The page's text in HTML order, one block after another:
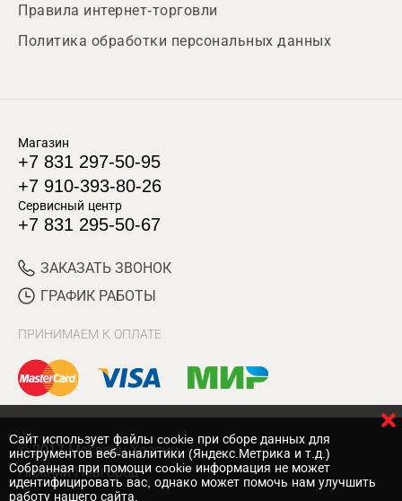
Правила интернет-торговли
Политика обработки персональных данных
Магазин
+7 831 297-50-95
+7 910-393-80-26
Сервисный центр
+7 831 295-50-67
ЗАКАЗАТЬ ЗВОНОК
ГРАФИК РАБОТЫ
ПРИНИМАЕМ К ОПЛАТЕ
© 2017 Магазин Хозяин
Нижний Новгород
Cайт использует файлы cookie при сборе данных для
инструментов веб-аналитики (Яндекс.Метрика и т.д.)
Собранная при помощи cookie информация не может
идентифицировать вас, однако может помочь нам улучшить
работу нашего сайта.